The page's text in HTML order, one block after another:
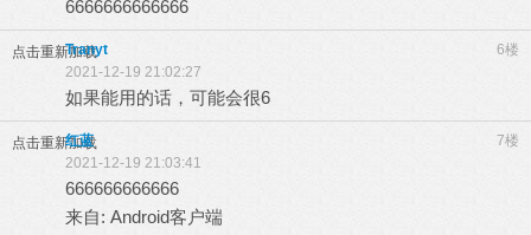
6666666666666
点击重新加载 6楼
Tranyt
2021-12-19 21:02:27
如果能用的话，可能会很6
点击重新加载 7楼
红蓝
2021-12-19 21:03:41
666666666666
来自: Android客户端